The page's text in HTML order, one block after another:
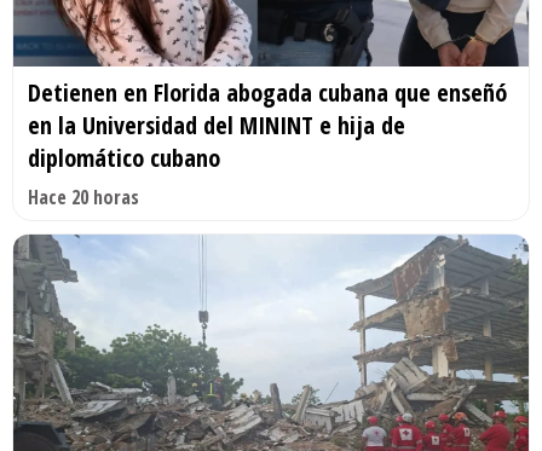
Detienen en Florida abogada cubana que enseñó
en la Universidad del MININT e hija de
diplomático cubano
Hace 20 horas